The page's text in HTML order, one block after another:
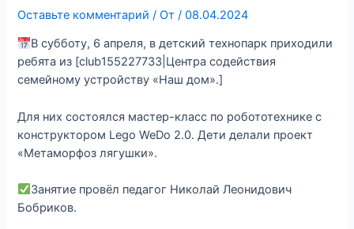
Оставьте комментарий / От/08.04.2024
В субботу, 6 апреля, в детский технопарк приходили
ребята из [club155227733|Центра содействия
семейному устройству «Наш дом».]
Для них состоялся мастер-класс по робототехнике с
конструктором Lego WeDo 2.0. Дети делали проект
«Метаморфоз лягушки».
Занятие провёл педагог Николай Леонидович
Бобриков.